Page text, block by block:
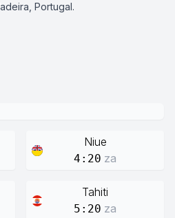
Portugal.
Niue
4:20 za
Tahiti
5:20 za